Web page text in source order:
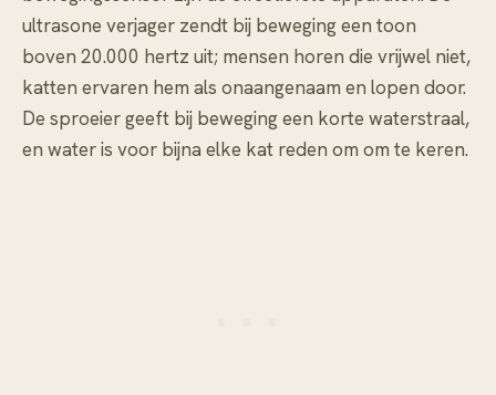
ultrasone verjager zendt bij beweging een toon
boven 20.000 hertz uit; mensen horen die vrijwel niet,
katten ervaren hem als onaangenaam en lopen door.
De sproeier geeft bij beweging een korte waterstraal,
en water is voor bijna elke kat reden om om te keren.